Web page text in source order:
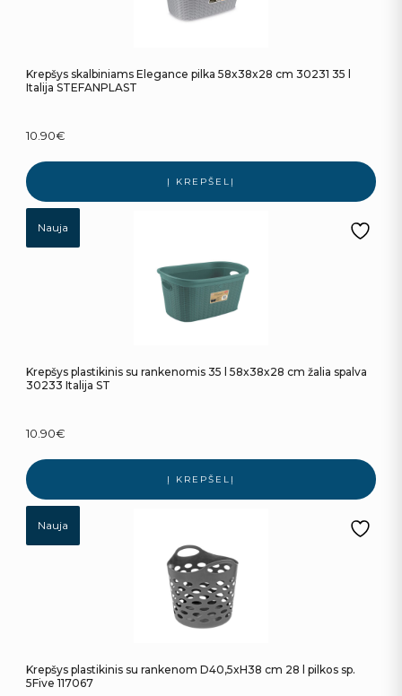
Krepšys skalbiniams Elegance pilka 58x38x28 cm 30231 35 l
Italija STEFANPLAST
10.90€
Į KREPŠELĮ
Nauja
Krepšys plastikinis su rankenomis 35 l 58x38x28 cm žalia spalva
30233 Italija ST
10.90€
Į KREPŠELĮ
Nauja
Krepšys plastikinis su rankenom D40,5xH38 cm 28 l pilkos sp.
5Five 117067